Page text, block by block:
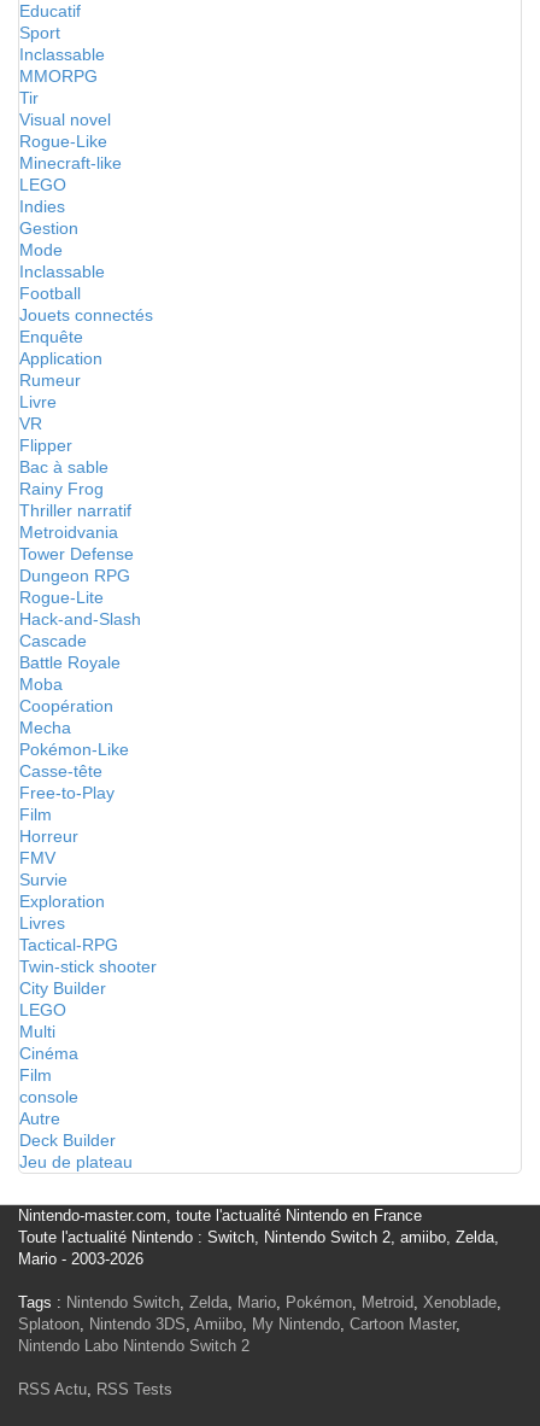
Educatif
Sport
Inclassable
MMORPG
Tir
Visual novel
Rogue-Like
Minecraft-like
LEGO
Indies
Gestion
Mode
Inclassable
Football
Jouets connectés
Enquête
Application
Rumeur
Livre
VR
Flipper
Bac à sable
Rainy Frog
Thriller narratif
Metroidvania
Tower Defense
Dungeon RPG
Rogue-Lite
Hack-and-Slash
Cascade
Battle Royale
Moba
Coopération
Mecha
Pokémon-Like
Casse-tête
Free-to-Play
Film
Horreur
FMV
Survie
Exploration
Livres
Tactical-RPG
Twin-stick shooter
City Builder
LEGO
Multi
Cinéma
Film
console
Autre
Deck Builder
Jeu de plateau
Nintendo-master.com, toute l'actualité Nintendo en France
Toute l'actualité Nintendo : Switch, Nintendo Switch 2, amiibo, Zelda,
Mario - 2003-2026
Tags : Nintendo Switch, Zelda, Mario, Pokémon, Metroid, Xenoblade,
Splatoon, Nintendo 3DS, Amiibo, My Nintendo, Cartoon Master,
Nintendo Labo Nintendo Switch 2
RSS Actu, RSS Tests